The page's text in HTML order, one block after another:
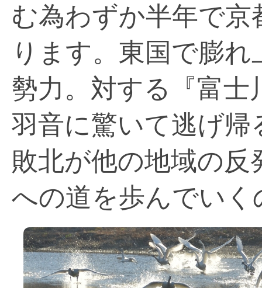
む為わずか半年で
ります。東国で膨
勢力。対する『富士
羽音に驚いて逃げ
敗北が他の地域の
への道を歩んでいく